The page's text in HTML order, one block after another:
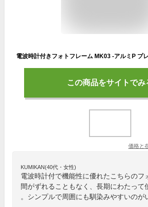
この商品をサイトでみ
価格と
KUMIKAN(40代・女性)
電波時計付で機能性に優れたこちらのフ
間がずれることもなく、長期にわたって
。シンプルで周囲にも馴染みやすいのが